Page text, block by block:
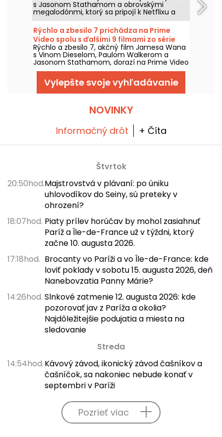
s Jasonom Stathamom a obrovskými
megalodónmi, ktorý sa pripojí k Netflixu a
HBO Max dňa 2. augusta 2026.
Rýchlo a zbesilo 7 prichádza na Prime
Video spolu s ďalšími 9 filmami zo série
Rýchlo a zbesilo 7, akčný film Jamesa Wana
s Vinom Dieselom, Paulom Walkerom a
Jasonom Stathamom, dorazí na Prime Video
1. augusta 2026 spolu s viacerými dielmi
Vylepšte svoje vyhľadávanie
NOVINKY
Informačný drôt + Číta
Štvrtok
20:50hod.Majstrovstvá v plávaní: po úniku
uhlovodíkov do Seiny, sú preteky v
ohrození?
18:07hod. Piaty prílev horúčav by mohol zasiahnuť
Paríž a Île-de-France už v týždni, ktorý
začne 10. augusta 2026.
17:18hod. Brocanty vo Paríži a vo Île-de-France: kde
loviť poklady v sobotu 15. augusta 2026, deň
Nanebovzatia Panny Márie?
14:26hod. Slnkové zatmenie 12. augusta 2026: kde
pozorovať jav z Paríža a okolia?
Najdôležitejšie podujatia a miesta na
sledovanie
Streda
14:54hod.Kávový závod, ikonický závod čašníkov a
čašníčok, sa nakoniec nebude konať v
septembri v Paríži
Pozrieť viac